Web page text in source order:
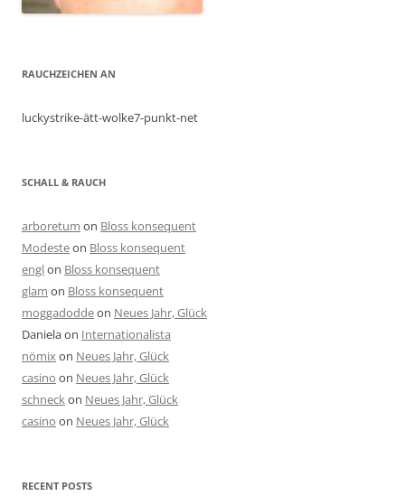
RAUCHZEICHEN AN
luckystrike-ätt-wolke7-punkt-net
SCHALL & RAUCH
arboretum on Bloss konsequent
Modesteon Bloss konsequent
englon Bloss konsequent
glam on Bloss konsequent
moggadoddeon Neues Jahr, Glück
Danielaon Internationalista
nömixon Neues Jahr, Glück
casino on Neues Jahr, Glück
schneckon Neues Jahr, Glück
casino on Neues Jahr, Glück
RECENT POSTS